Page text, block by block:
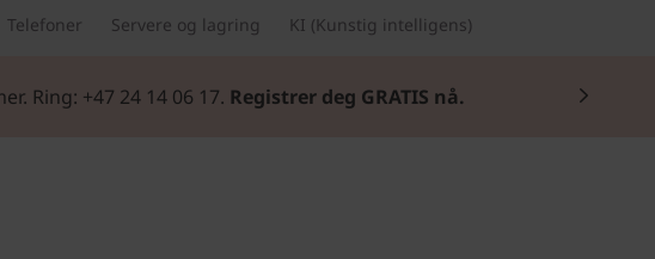
Telefoner Servere og lagring KI (Kunstig intelligens)
Ring: +47 24 14 06 17. Registrer deg GRATIS nå.